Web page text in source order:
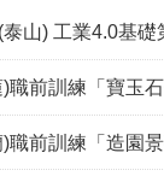
業4.0基礎第1期錄
玉石金工首飾製作班第
造園景觀園藝栽培與施